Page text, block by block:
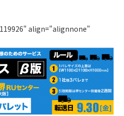
align="alignnone"